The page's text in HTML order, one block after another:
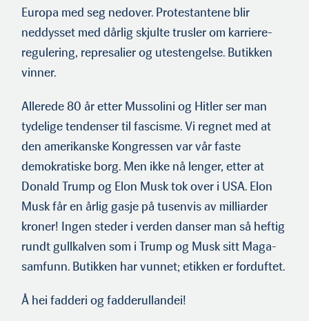
Europa med seg nedover. Protestantene blir
neddysset med dårlig skjulte trusler om karriere-
regulering, represalier og utestengelse. Butikken
vinner.
Allerede 80 år etter Mussolini og Hitler ser man
tydelige tendenser til fascisme. Vi regnet med at
den amerikanske Kongressen var vår faste
demokratiske borg. Men ikke nå lenger, etter at
Donald Trump og Elon Musk tok over i USA. Elon
Musk får en årlig gasje på tusenvis av milliarder
kroner! Ingen steder i verden danser man så heftig
rundt gullkalven som i Trump og Musk sitt Maga-
samfunn. Butikken har vunnet; etikken er forduftet.
Å hei fadderi og fadderullandei!